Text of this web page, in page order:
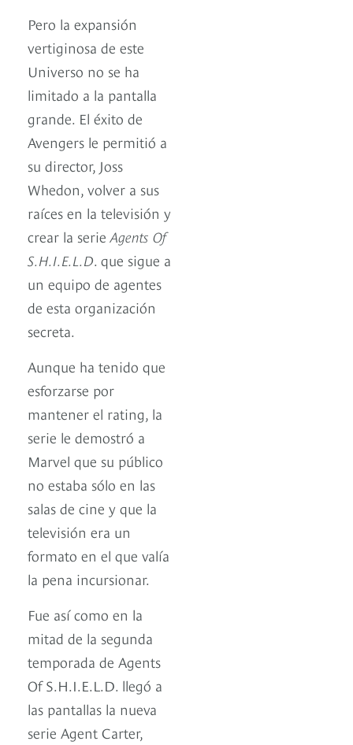
Pero la expansión
vertiginosa de este
Universo no se ha
limitado a la pantalla
grande. El éxito de
Avengers le permitió a
su director, Joss
Whedon, volver a sus
raíces en la televisión y
crear la serieAgents Of
S.H.I.E.L.D. que sigue a
un equipo de agentes
de esta organización
secreta.
Aunque ha tenido que
esforzarse por
mantener el rating, la
serie le demostró a
Marvel que su público
no estaba sólo en las
salas de cine y que la
televisión era un
formato en el que valía
la pena incursionar.
Fue así como en la
mitad de la segunda
temporada de Agents
Of S.H.I.E.L.D. llegó a
las pantallas la nueva
serie Agent Carter,